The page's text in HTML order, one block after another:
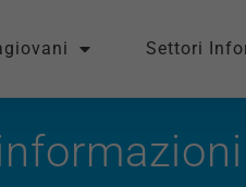
Settori